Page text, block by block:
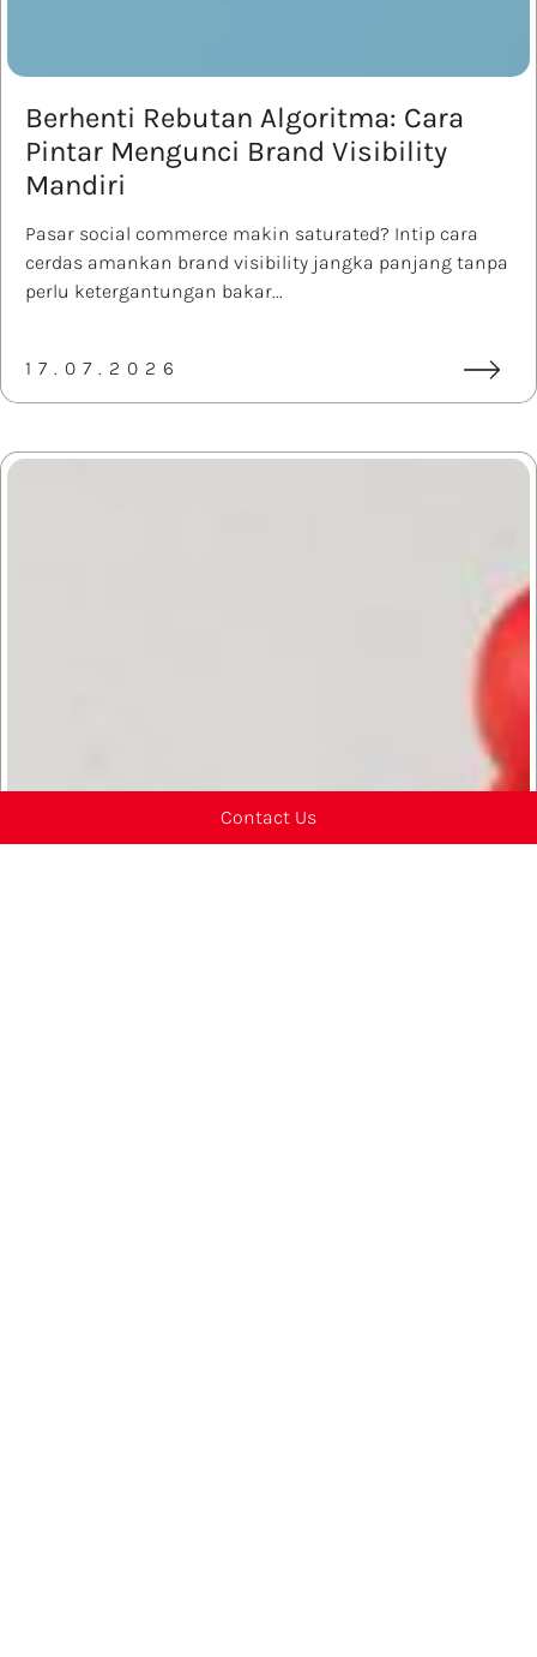
Berhenti Rebutan Algoritma: Cara
Pintar Mengunci Brand Visibility
Mandiri
Pasar social commerce makin saturated? Intip cara
cerdas amankan brand visibility jangka panjang tanpa
perlu ketergantungan bakar...
17.07.2026
Contact Us